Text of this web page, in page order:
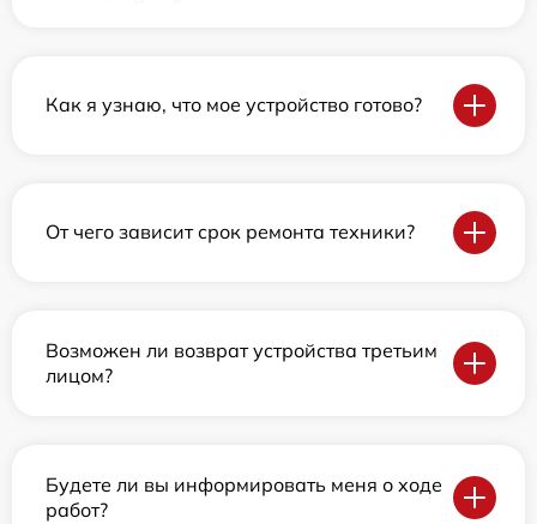
Как я узнаю, что мое устройство готово?
От чего зависит срок ремонта техники?
Возможен ли возврат устройства третьим
лицом?
Будете ли вы информировать меня о ходе
работ?